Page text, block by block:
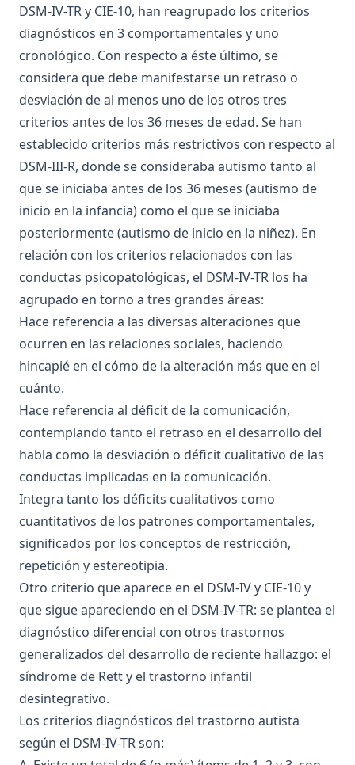
DSM-IV-TR y CIE-10, han reagrupado los criterios
diagnósticos en 3 comportamentales y uno
cronológico. Con respecto a éste último, se
considera que debe manifestarse un retraso o
desviación de al menos uno de los otros tres
criterios antes de los 36 meses de edad. Se han
establecido criterios más restrictivos con respecto al
DSM-III-R, donde se consideraba autismo tanto al
que se iniciaba antes de los 36 meses (autismo de
inicio en la infancia) como el que se iniciaba
posteriormente (autismo de inicio en la niñez). En
relación con los criterios relacionados con las
conductas psicopatológicas, el DSM-IV-TR los ha
agrupado en torno a tres grandes áreas:
Hace referencia a las diversas alteraciones que
ocurren en las relaciones sociales, haciendo
hincapié en el cómo de la alteración más que en el
cuánto.
Hace referencia al déficit de la comunicación,
contemplando tanto el retraso en el desarrollo del
habla como la desviación o déficit cualitativo de las
conductas implicadas en la comunicación.
Integra tanto los déficits cualitativos como
cuantitativos de los patrones comportamentales,
significados por los conceptos de restricción,
repetición y estereotipia.
Otro criterio que aparece en el DSM-IV y CIE-10 y
que sigue apareciendo en el DSM-IV-TR: se plantea el
diagnóstico diferencial con otros trastornos
generalizados del desarrollo de reciente hallazgo: el
síndrome de Rett y el trastorno infantil
desintegrativo.
Los criterios diagnósticos del trastorno autista
según el DSM-IV-TR son: